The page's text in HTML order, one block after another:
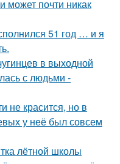
может почти никак
51 год … и я
в выходной
с людьми -
не красится, но в
у неё был совсем
лётной школы